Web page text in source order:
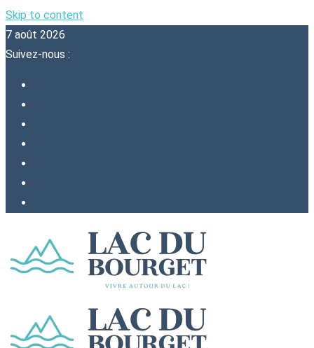
Skip to content
7 août 2026
Suivez-nous :